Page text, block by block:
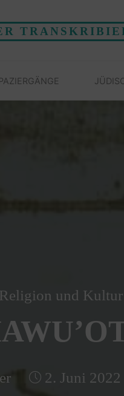
Religion und Kultur
2. Juni